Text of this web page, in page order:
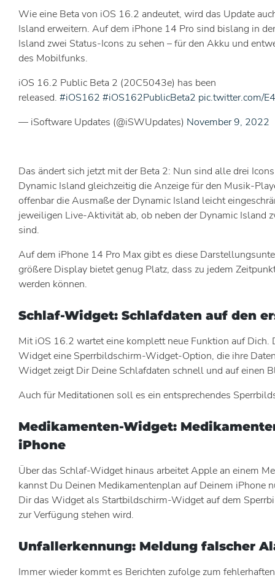
Wie eine Beta von iOS 16.2 andeutet, wird das Update
Island erweitern. Auf dem iPhone 14 Pro sind bislang in
Island zwei Status-Icons zu sehen – für den Akku und
des Mobilfunks.
iOS 16.2 Public Beta 2 (20C5043e) has been
released. #iOS162 #iOS162PublicBeta2 pic.twitter.com/
— iSoftware Updates (@iSWUpdates) November 9, 2022
Das ändert sich jetzt mit der Beta 2: Nun sind alle drei
Dynamic Island gleichzeitig die Anzeige für den Musik-
offenbar die Ausmaße der Dynamic Island leicht
jeweiligen Live-Aktivität ab, ob neben der Dynamic Island
sind.
Auf dem iPhone 14 Pro Max gibt es diese
größere Display bietet genug Platz, dass zu jedem
werden können.
Schlaf-Widget: Schlafdaten auf den
Mit iOS 16.2 wartet eine komplett neue Funktion auf
Widget eine Sperrbildschirm-Widget-Option, die ihre
Widget zeigt Dir Deine Schlafdaten schnell und auf einen
Auch für Meditationen soll es ein entsprechendes
Medikamenten-Widget:
iPhone
Über das Schlaf-Widget hinaus arbeitet Apple an einem
kannst Du Deinen Medikamentenplan auf Deinem iPhone
Dir das Widget als Startbildschirm-Widget auf dem
zur Verfügung stehen wird.
Unfallerkennung: Meldung falscher
Immer wieder kommt es Berichten zufolge zum